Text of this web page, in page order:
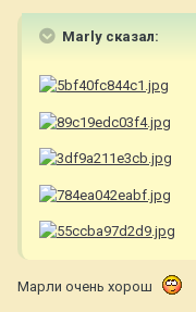
Marly сказал:
Марли очень хорош